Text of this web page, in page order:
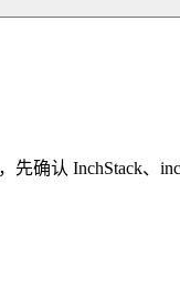
确认 InchStack、